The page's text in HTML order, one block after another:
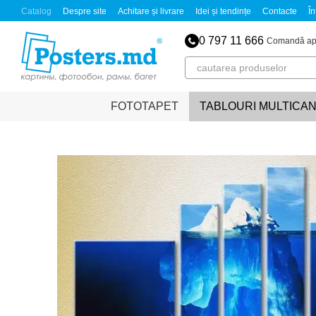
Mergi la conținutul principal
Catalog Despre site Achitare și livrare Idei și tendințe Contacte
0 797 11 666 Comandă
FOTOTAPET TABLOURI